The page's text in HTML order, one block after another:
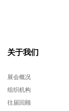
关于我们
展会概况
组织机构
往届回顾